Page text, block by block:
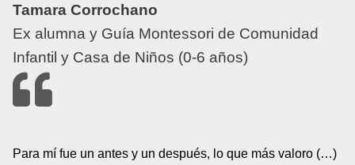
Tamara Corrochano
Ex alumna y Guía Montessori de Comunidad
Infantil y Casa de Niños (0-6 años)
Para mí fue un antes y un después, lo que más valoro (…)